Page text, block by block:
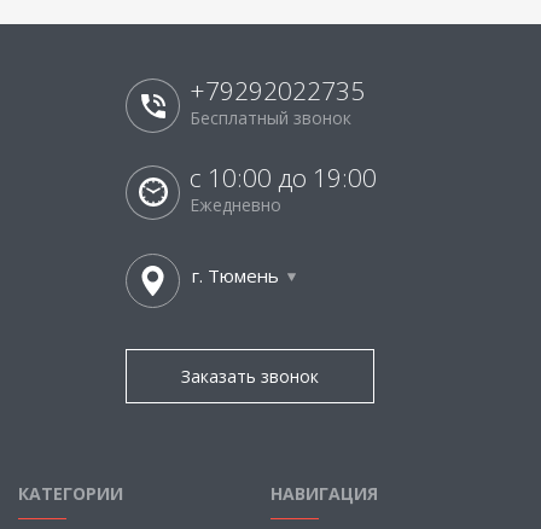
+79292022735
Бесплатный звонок
с 10:00 до 19:00
Ежедневно
г. Тюмень
Заказать звонок
КАТЕГОРИИ НАВИГАЦИЯ